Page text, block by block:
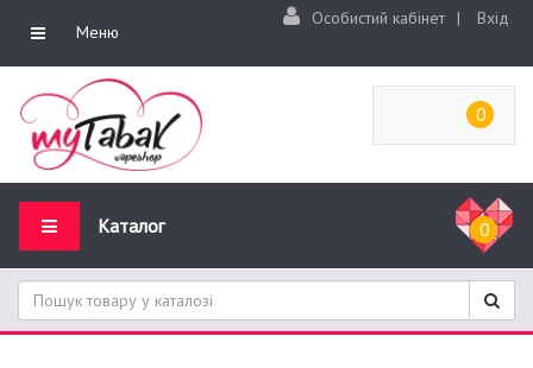
Меню
Особистий кабінет | Вхід
0
Каталог 0